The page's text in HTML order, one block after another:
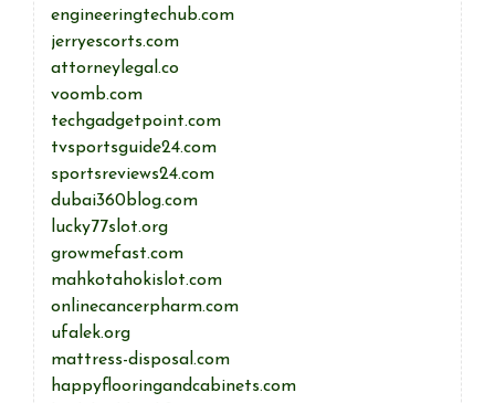
engineeringtechub.com
jerryescorts.com
attorneylegal.co
voomb.com
techgadgetpoint.com
tvsportsguide24.com
sportsreviews24.com
dubai360blog.com
lucky77slot.org
growmefast.com
mahkotahokislot.com
onlinecancerpharm.com
ufalek.org
mattress-disposal.com
happyflooringandcabinets.com